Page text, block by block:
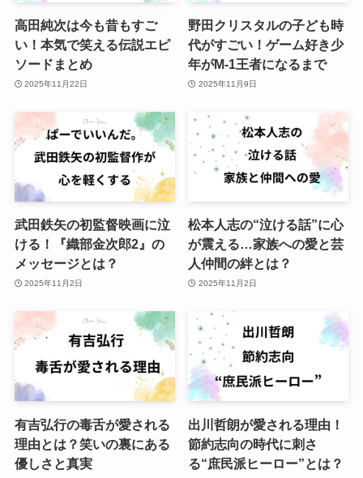
高田純次は今も昔もすご
い！本気で笑える伝説エピ
ソードまとめ
2025年11月22日
野田クリスタルの子ども時
代がすごい！ゲーム好き少
年がM-1王者になるまで
2025年11月9日
武田鉄矢の初監督映画に泣
ける！『織部金次郎2』の
メッセージとは？
2025年11月2日
松本人志の“泣ける話”に心
が震える…家族への愛と芸
人仲間の絆とは？
2025年11月2日
有吉弘行の毒舌が愛される
理由とは？笑いの裏にある
優しさと真実
出川哲朗が愛される理由！
節約志向の時代に刺さ
る“庶民派ヒーロー”とは？